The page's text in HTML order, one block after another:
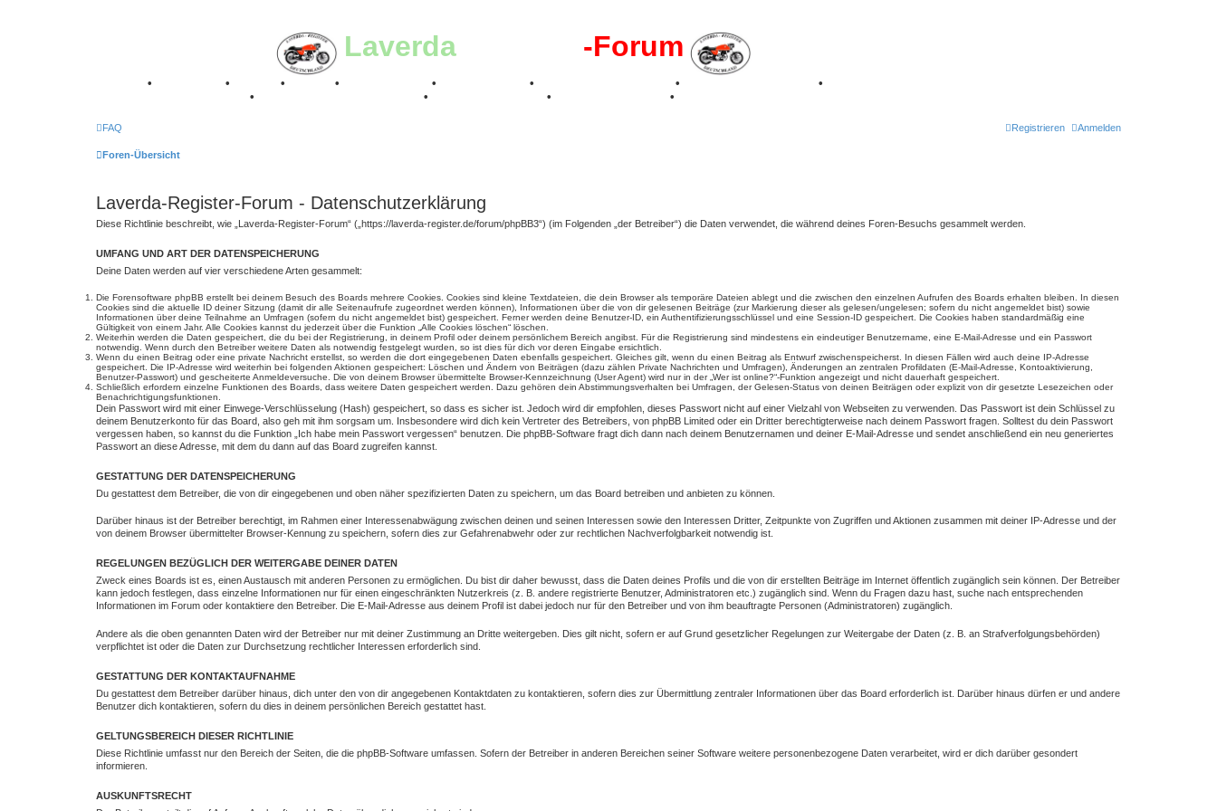
Laverda -Forum
• • • • • • •
•
• • • •
FAQ Anmelden
Registrieren
Foren-Übersicht
Laverda-Register-Forum - Datenschutzerklärung
Diese Richtlinie beschreibt, wie „Laverda-Register-Forum“ („https://laverda-register.de/forum/phpBB3“) (im Folgenden „der Betreiber“) die Daten verwendet, die während deines Foren-Besuchs gesammelt werden.
UMFANG UND ART DER DATENSPEICHERUNG
Deine Daten werden auf vier verschiedene Arten gesammelt:
Die Forensoftware phpBB erstellt bei deinem Besuch des Boards mehrere Cookies. Cookies sind kleine Textdateien, die dein Browser als temporäre Dateien ablegt und die zwischen den einzelnen Aufrufen des Boards erhalten bleiben. In diesen
Cookies sind die aktuelle ID deiner Sitzung (damit dir alle Seitenaufrufe zugeordnet werden können), Informationen über die von dir gelesenen Beiträge (zur Markierung dieser als gelesen/ungelesen; sofern du nicht angemeldet bist) sowie
Informationen über deine Teilnahme an Umfragen (sofern du nicht angemeldet bist) gespeichert. Ferner werden deine Benutzer-ID, ein Authentifizierungsschlüssel und eine Session-ID gespeichert. Die Cookies haben standardmäßig eine
Gültigkeit von einem Jahr. Alle Cookies kannst du jederzeit über die Funktion „Alle Cookies löschen“ löschen.
Weiterhin werden die Daten gespeichert, die du bei der Registrierung, in deinem Profil oder deinem persönlichem Bereich angibst. Für die Registrierung sind mindestens ein eindeutiger Benutzername, eine E-Mail-Adresse und ein Passwort
notwendig. Wenn durch den Betreiber weitere Daten als notwendig festgelegt wurden, so ist dies für dich vor deren Eingabe ersichtlich.
Wenn du einen Beitrag oder eine private Nachricht erstellst, so werden die dort eingegebenen Daten ebenfalls gespeichert. Gleiches gilt, wenn du einen Beitrag als Entwurf zwischenspeicherst. In diesen Fällen wird auch deine IP-Adresse
gespeichert. Die IP-Adresse wird weiterhin bei folgenden Aktionen gespeichert: Löschen und Ändern von Beiträgen (dazu zählen Private Nachrichten und Umfragen), Änderungen an zentralen Profildaten (E-Mail-Adresse, Kontoaktivierung,
Benutzer-Passwort) und gescheiterte Anmeldeversuche. Die von deinem Browser übermittelte Browser-Kennzeichnung (User Agent) wird nur in der „Wer ist online?“-Funktion angezeigt und nicht dauerhaft gespeichert.
Schließlich erfordern einzelne Funktionen des Boards, dass weitere Daten gespeichert werden. Dazu gehören dein Abstimmungsverhalten bei Umfragen, der Gelesen-Status von deinen Beiträgen oder explizit von dir gesetzte Lesezeichen oder
Benachrichtigungsfunktionen.
Dein Passwort wird mit einer Einwege-Verschlüsselung (Hash) gespeichert, so dass es sicher ist. Jedoch wird dir empfohlen, dieses Passwort nicht auf einer Vielzahl von Webseiten zu verwenden. Das Passwort ist dein Schlüssel zu
deinem Benutzerkonto für das Board, also geh mit ihm sorgsam um. Insbesondere wird dich kein Vertreter des Betreibers, von phpBB Limited oder ein Dritter berechtigterweise nach deinem Passwort fragen. Solltest du dein Passwort
vergessen haben, so kannst du die Funktion „Ich habe mein Passwort vergessen“ benutzen. Die phpBB-Software fragt dich dann nach deinem Benutzernamen und deiner E-Mail-Adresse und sendet anschließend ein neu generiertes
Passwort an diese Adresse, mit dem du dann auf das Board zugreifen kannst.
GESTATTUNG DER DATENSPEICHERUNG
Du gestattest dem Betreiber, die von dir eingegebenen und oben näher spezifizierten Daten zu speichern, um das Board betreiben und anbieten zu können.
Darüber hinaus ist der Betreiber berechtigt, im Rahmen einer Interessenabwägung zwischen deinen und seinen Interessen sowie den Interessen Dritter, Zeitpunkte von Zugriffen und Aktionen zusammen mit deiner IP-Adresse und der
von deinem Browser übermittelter Browser-Kennung zu speichern, sofern dies zur Gefahrenabwehr oder zur rechtlichen Nachverfolgbarkeit notwendig ist.
REGELUNGEN BEZÜGLICH DER WEITERGABE DEINER DATEN
Zweck eines Boards ist es, einen Austausch mit anderen Personen zu ermöglichen. Du bist dir daher bewusst, dass die Daten deines Profils und die von dir erstellten Beiträge im Internet öffentlich zugänglich sein können. Der Betreiber
kann jedoch festlegen, dass einzelne Informationen nur für einen eingeschränkten Nutzerkreis (z. B. andere registrierte Benutzer, Administratoren etc.) zugänglich sind. Wenn du Fragen dazu hast, suche nach entsprechenden
Informationen im Forum oder kontaktiere den Betreiber. Die E-Mail-Adresse aus deinem Profil ist dabei jedoch nur für den Betreiber und von ihm beauftragte Personen (Administratoren) zugänglich.
Andere als die oben genannten Daten wird der Betreiber nur mit deiner Zustimmung an Dritte weitergeben. Dies gilt nicht, sofern er auf Grund gesetzlicher Regelungen zur Weitergabe der Daten (z. B. an Strafverfolgungsbehörden)
verpflichtet ist oder die Daten zur Durchsetzung rechtlicher Interessen erforderlich sind.
GESTATTUNG DER KONTAKTAUFNAHME
Du gestattest dem Betreiber darüber hinaus, dich unter den von dir angegebenen Kontaktdaten zu kontaktieren, sofern dies zur Übermittlung zentraler Informationen über das Board erforderlich ist. Darüber hinaus dürfen er und andere
Benutzer dich kontaktieren, sofern du dies in deinem persönlichen Bereich gestattet hast.
GELTUNGSBEREICH DIESER RICHTLINIE
Diese Richtlinie umfasst nur den Bereich der Seiten, die die phpBB-Software umfassen. Sofern der Betreiber in anderen Bereichen seiner Software weitere personenbezogene Daten verarbeitet, wird er dich darüber gesondert
informieren.
AUSKUNFTSRECHT